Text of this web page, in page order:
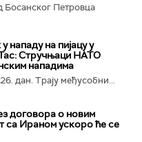
Босанског Петровца
нападу на пијацу у
Стручњаци НАТО
нападима
дан. Трају међусобни...
договора о новим
са Ираном ускоро ће се